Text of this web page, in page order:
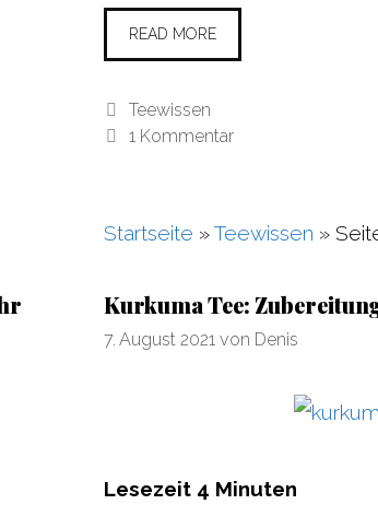
READ MORE
Kategorien
Teewissen
1 Kommentar
Startseite »Teewissen »
Kurkuma Tee:
7. August 2021 von Denis
Lesezeit 4 Minuten